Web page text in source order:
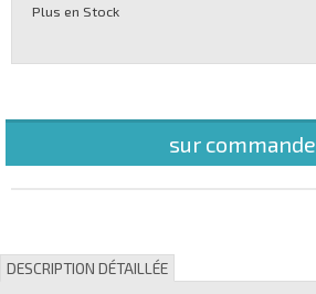
Plus en Stock
sur commande
DESCRIPTION DÉTAILLÉE